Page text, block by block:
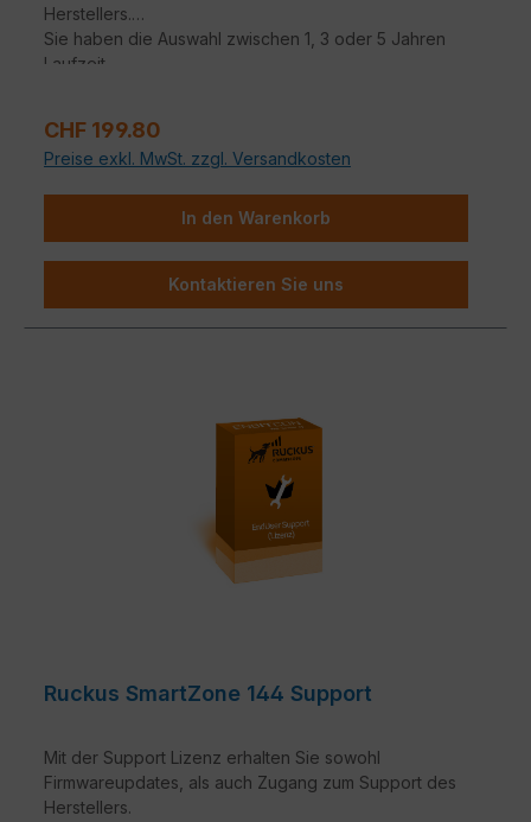
Herstellers.
Sie haben die Auswahl zwischen 1, 3 oder 5 Jahren
Laufzeit.
Verkaufspreis:
CHF 199.80
Preise exkl. MwSt. zzgl. Versandkosten
In den Warenkorb
Kontaktieren Sie uns
Ruckus SmartZone 144 Support
Mit der Support Lizenz erhalten Sie sowohl
Firmwareupdates, als auch Zugang zum Support des
Herstellers.